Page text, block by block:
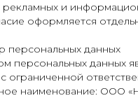
рекламных и
оформляется
персональных данных
персональных данных
ограниченной
наименование: ООО